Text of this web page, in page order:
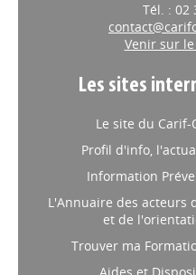
Tél. : 02
Venir sur
Les sites
Le site du
Profil d'info,
Information
L'Annuaire des acteurs
et de
Trouver ma